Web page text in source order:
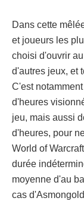
Dans cette
et joueurs les
choisi d'ouvrir
d'autres jeux, et
C'est
d'heures
jeu, mais aussi
d'heures, pour
World of
durée
moyenne d'au
cas